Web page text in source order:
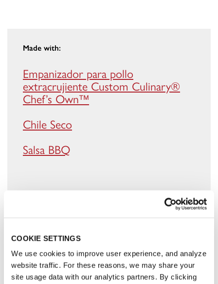
COOKIE SETTINGS
We use cookies to improve user experience, and analyze
website traffic. For these reasons, we may share your
site usage data with our analytics partners. By clicking
Made with:
Empanizador para pollo
extracrujiente Custom Culinary®
Chef’s Own™️
Chile Seco
Salsa BBQ
LO QUE NECESITAS
Ingredientes
500 g. Pechuga de pollo, sin piel ni hueso y